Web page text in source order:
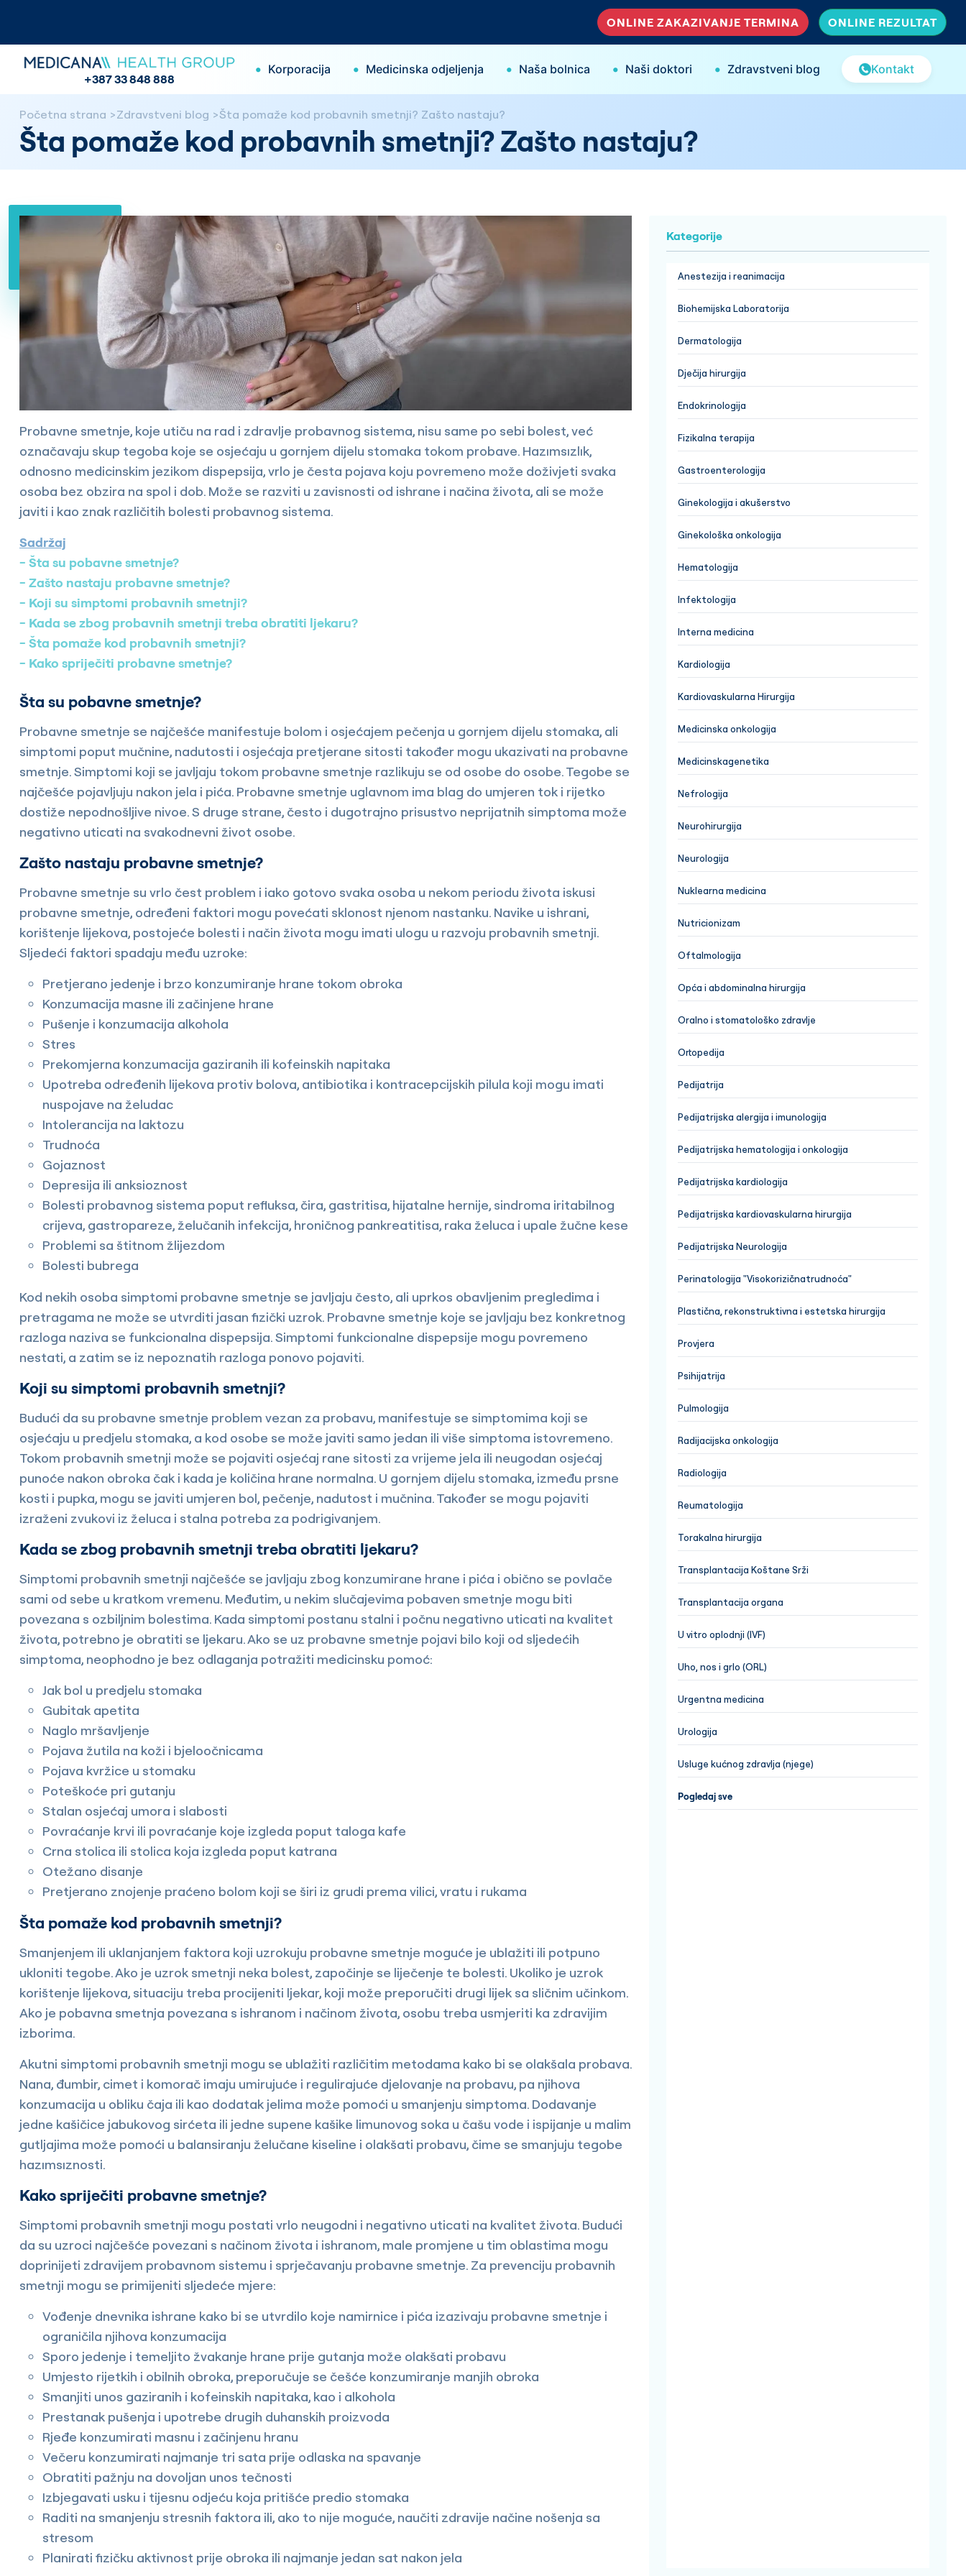
ONLINE ZAKAZIVANJE TERMINA ONLINE REZULTAT
+387 33 848 888
• Korporacija • Medicinska odjeljenja • Naša bolnica • Naši doktori • Zdravstveni blog Kontakt
Početna strana Zdravstveni blog Šta pomaže kod probavnih smetnji? Zašto nastaju?
Šta pomaže kod probavnih smetnji? Zašto nastaju?
Probavne smetnje, koje utiču na rad i zdravlje probavnog sistema, nisu same po sebi bolest, već
označavaju skup tegoba koje se osjećaju u gornjem dijelu stomaka tokom probave. Hazımsızlık,
odnosno medicinskim jezikom dispepsija, vrlo je česta pojava koju povremeno može doživjeti svaka
osoba bez obzira na spol i dob. Može se razviti u zavisnosti od ishrane i načina života, ali se može
javiti i kao znak različitih bolesti probavnog sistema.
Sadržaj
Šta su pobavne smetnje?
Zašto nastaju probavne smetnje?
Koji su simptomi probavnih smetnji?
Kada se zbog probavnih smetnji treba obratiti ljekaru?
Šta pomaže kod probavnih smetnji?
Kako spriječiti probavne smetnje?
Šta su pobavne smetnje?
Probavne smetnje se najčešće manifestuje bolom i osjećajem pečenja u gornjem dijelu stomaka, ali
simptomi poput mučnine, nadutosti i osjećaja pretjerane sitosti također mogu ukazivati na probavne
smetnje. Simptomi koji se javljaju tokom probavne smetnje razlikuju se od osobe do osobe. Tegobe se
najčešće pojavljuju nakon jela i pića. Probavne smetnje uglavnom ima blag do umjeren tok i rijetko
dostiže nepodnošljive nivoe. S druge strane, često i dugotrajno prisustvo neprijatnih simptoma može
negativno uticati na svakodnevni život osobe.
Zašto nastaju probavne smetnje?
Probavne smetnje su vrlo čest problem i iako gotovo svaka osoba u nekom periodu života iskusi
probavne smetnje, određeni faktori mogu povećati sklonost njenom nastanku. Navike u ishrani,
korištenje lijekova, postojeće bolesti i način života mogu imati ulogu u razvoju probavnih smetnji.
Sljedeći faktori spadaju među uzroke:
Pretjerano jedenje i brzo konzumiranje hrane tokom obroka
Konzumacija masne ili začinjene hrane
Pušenje i konzumacija alkohola
Stres
Prekomjerna konzumacija gaziranih ili kofeinskih napitaka
Upotreba određenih lijekova protiv bolova, antibiotika i kontracepcijskih pilula koji mogu imati
nuspojave na želudac
Intolerancija na laktozu
Trudnoća
Gojaznost
Depresija ili anksioznost
Bolesti probavnog sistema poput refluksa, čira, gastritisa, hijatalne hernije, sindroma iritabilnog
crijeva, gastropareze, želučanih infekcija, hroničnog pankreatitisa, raka želuca i upale žučne kese
Problemi sa štitnom žlijezdom
Bolesti bubrega
Kod nekih osoba simptomi probavne smetnje se javljaju često, ali uprkos obavljenim pregledima i
pretragama ne može se utvrditi jasan fizički uzrok. Probavne smetnje koje se javljaju bez konkretnog
razloga naziva se funkcionalna dispepsija. Simptomi funkcionalne dispepsije mogu povremeno
nestati, a zatim se iz nepoznatih razloga ponovo pojaviti.
Koji su simptomi probavnih smetnji?
Budući da su probavne smetnje problem vezan za probavu, manifestuje se simptomima koji se
osjećaju u predjelu stomaka, a kod osobe se može javiti samo jedan ili više simptoma istovremeno.
Tokom probavnih smetnji može se pojaviti osjećaj rane sitosti za vrijeme jela ili neugodan osjećaj
punoće nakon obroka čak i kada je količina hrane normalna. U gornjem dijelu stomaka, između prsne
kosti i pupka, mogu se javiti umjeren bol, pečenje, nadutost i mučnina. Također se mogu pojaviti
izraženi zvukovi iz želuca i stalna potreba za podrigivanjem.
Kada se zbog probavnih smetnji treba obratiti ljekaru?
Simptomi probavnih smetnji najčešće se javljaju zbog konzumirane hrane i pića i obično se povlače
sami od sebe u kratkom vremenu. Međutim, u nekim slučajevima pobaven smetnje mogu biti
povezana s ozbiljnim bolestima. Kada simptomi postanu stalni i počnu negativno uticati na kvalitet
života, potrebno je obratiti se ljekaru. Ako se uz probavne smetnje pojavi bilo koji od sljedećih
simptoma, neophodno je bez odlaganja potražiti medicinsku pomoć:
Jak bol u predjelu stomaka
Gubitak apetita
Naglo mršavljenje
Pojava žutila na koži i bjeloočnicama
Pojava kvržice u stomaku
Poteškoće pri gutanju
Stalan osjećaj umora i slabosti
Povraćanje krvi ili povraćanje koje izgleda poput taloga kafe
Crna stolica ili stolica koja izgleda poput katrana
Otežano disanje
Pretjerano znojenje praćeno bolom koji se širi iz grudi prema vilici, vratu i rukama
Šta pomaže kod probavnih smetnji?
Smanjenjem ili uklanjanjem faktora koji uzrokuju probavne smetnje moguće je ublažiti ili potpuno
ukloniti tegobe. Ako je uzrok smetnji neka bolest, započinje se liječenje te bolesti. Ukoliko je uzrok
korištenje lijekova, situaciju treba procijeniti ljekar, koji može preporučiti drugi lijek sa sličnim učinkom.
Ako je pobavna smetnja povezana s ishranom i načinom života, osobu treba usmjeriti ka zdravijim
izborima.
Akutni simptomi probavnih smetnji mogu se ublažiti različitim metodama kako bi se olakšala probava.
Nana, đumbir, cimet i komorač imaju umirujuće i regulirajuće djelovanje na probavu, pa njihova
konzumacija u obliku čaja ili kao dodatak jelima može pomoći u smanjenju simptoma. Dodavanje
jedne kašičice jabukovog sirćeta ili jedne supene kašike limunovog soka u čašu vode i ispijanje u malim
gutljajima može pomoći u balansiranju želučane kiseline i olakšati probavu, čime se smanjuju tegobe
hazımsıznosti.
Kako spriječiti probavne smetnje?
Simptomi probavnih smetnji mogu postati vrlo neugodni i negativno uticati na kvalitet života. Budući
da su uzroci najčešće povezani s načinom života i ishranom, male promjene u tim oblastima mogu
doprinijeti zdravijem probavnom sistemu i sprječavanju probavne smetnje. Za prevenciju probavnih
smetnji mogu se primijeniti sljedeće mjere:
Vođenje dnevnika ishrane kako bi se utvrdilo koje namirnice i pića izazivaju probavne smetnje i
ograničila njihova konzumacija
Sporo jedenje i temeljito žvakanje hrane prije gutanja može olakšati probavu
Umjesto rijetkih i obilnih obroka, preporučuje se češće konzumiranje manjih obroka
Smanjiti unos gaziranih i kofeinskih napitaka, kao i alkohola
Prestanak pušenja i upotrebe drugih duhanskih proizvoda
Rjeđe konzumirati masnu i začinjenu hranu
Večeru konzumirati najmanje tri sata prije odlaska na spavanje
Obratiti pažnju na dovoljan unos tečnosti
Izbjegavati usku i tijesnu odjeću koja pritišće predio stomaka
Raditi na smanjenju stresnih faktora ili, ako to nije moguće, naučiti zdravije načine nošenja sa
stresom
Planirati fizičku aktivnost prije obroka ili najmanje jedan sat nakon jela
Kategorije
Anestezija i reanimacija
Biohemijska Laboratorija
Dermatologija
Dječija hirurgija
Endokrinologija
Fizikalna terapija
Gastroenterologija
Ginekologija i akušerstvo
Ginekološka onkologija
Hematologija
Infektologija
Interna medicina
Kardiologija
Kardiovaskularna Hirurgija
Medicinska onkologija
Medicinskagenetika
Nefrologija
Neurohirurgija
Neurologija
Nuklearna medicina
Nutricionizam
Oftalmologija
Opća i abdominalna hirurgija
Oralno i stomatološko zdravlje
Ortopedija
Pedijatrija
Pedijatrijska alergija i imunologija
Pedijatrijska hematologija i onkologija
Pedijatrijska kardiologija
Pedijatrijska kardiovaskularna hirurgija
Pedijatrijska Neurologija
Perinatologija "Visokorizičnatrudnoća"
Plastična, rekonstruktivna i estetska hirurgija
Provjera
Psihijatrija
Pulmologija
Radijacijska onkologija
Radiologija
Reumatologija
Torakalna hirurgija
Transplantacija Koštane Srži
Transplantacija organa
U vitro oplodnji (IVF)
Uho, nos i grlo (ORL)
Urgentna medicina
Urologija
Usluge kućnog zdravlja (njege)
Pogledaj sve